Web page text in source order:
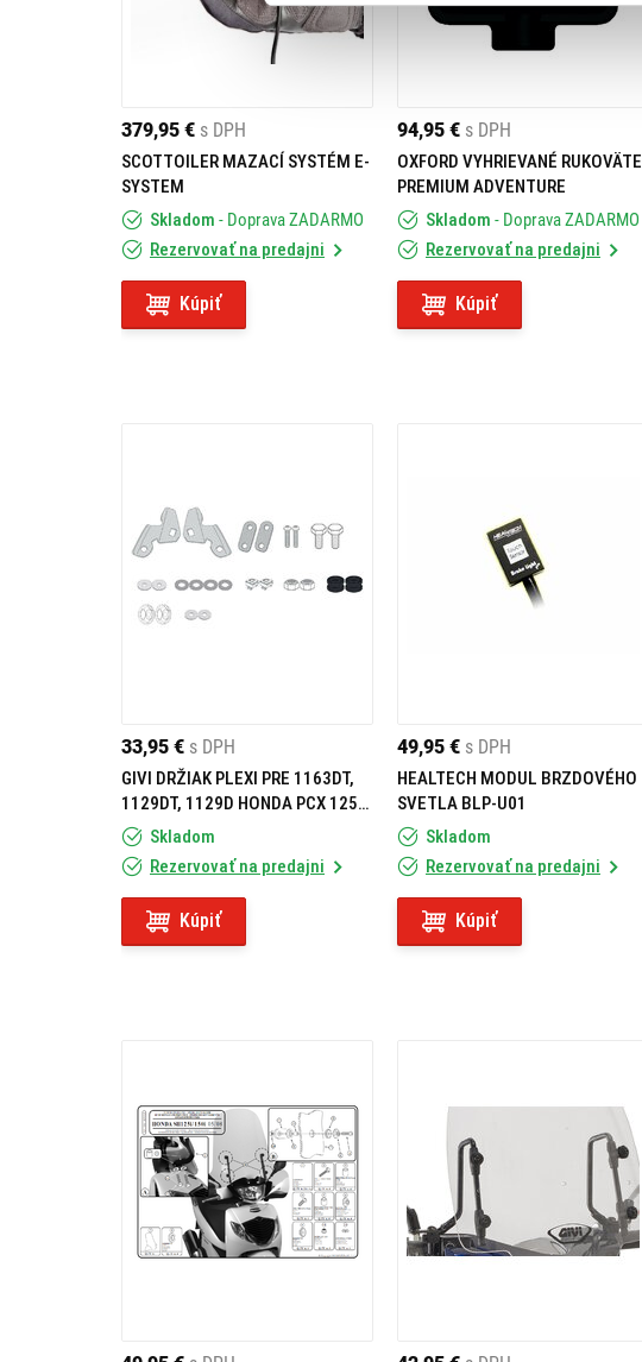
379,95 € s DPH
SCOTTOILER MAZACÍ SYSTÉM E-
SYSTEM
Skladom - Doprava ZADARMO
Rezervovať na predajni
Kúpiť
94,95 € s DPH
OXFORD VYHRIEVANÉ RUKOVÄTE
PREMIUM ADVENTURE
Skladom - Doprava ZADARMO
Rezervovať na predajni
Kúpiť
33,95 € s DPH
GIVI DRŽIAK PLEXI PRE 1163DT,
1129DT, 1129D HONDA PCX 125
(18-20) D1163KIT
Skladom
Rezervovať na predajni
Kúpiť
49,95 € s DPH
HEALTECH MODUL BRZDOVÉHO
SVETLA BLP-U01
Skladom
Rezervovať na predajni
Kúpiť